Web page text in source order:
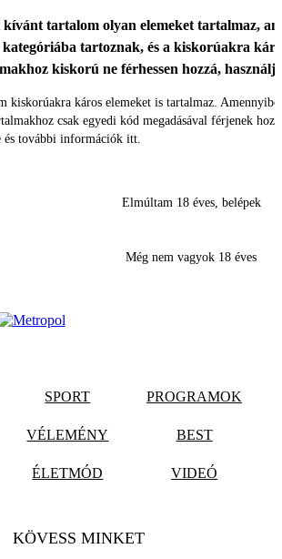
tartalom olyan elemeket tartalmaz,
tartoznak, és a kiskorúakra
kiskorú ne férhessen hozzá,
kiskorúakra káros elemeket is tartalmaz.
csak egyedi kód megadásával férjenek
és további információk itt.
Elmúltam 18 éves, belépek
Még nem vagyok 18 éves
SPORT PROGRAMOK
VÉLEMÉNY BEST
ÉLETMÓD VIDEÓ
KÖVESS MINKET